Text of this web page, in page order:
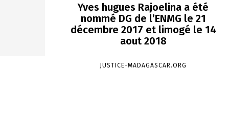
Yves hugues Rajoelina a été
nommé DG de l’ENMG le 21
décembre 2017 et limogé le 14
aout 2018
JUSTICE-MADAGASCAR.ORG